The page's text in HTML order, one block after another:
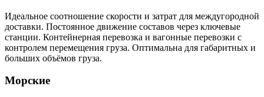
Идеальное соотношение скорости и затрат для междугородной
доставки. Постоянное движение составов через ключевые
станции. Контейнерная перевозка и вагонные перевозки с
контролем перемещения груза. Оптимальна для габаритных и
больших объёмов груза.
Морские